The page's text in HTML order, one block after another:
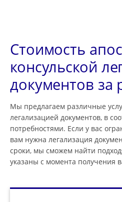
Стоимость
консульской
документов за
Мы предлагаем различные
легализацией документов, в
потребностями. Если у вас
вам нужна легализация
сроки, мы сможем найти
указаны с момента получения